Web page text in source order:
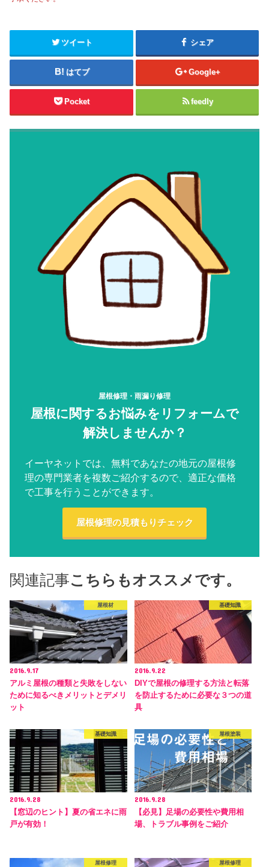
ツイート シェア
はてブ Google+
Pocket feedly
屋根修理・雨漏り修理
屋根に関するお悩みをリフォームで
解決しませんか？
イーヤネットでは、無料であなたの地元の屋根修
理の専門業者を複数ご紹介するので、適正な価格
で工事を行うことができます。
屋根修理の見積もりチェック
関連記事こちらもオススメです。
屋根材
2016.9.17
アルミ屋根の種類と失敗をしない
ために知るべきメリットとデメリ
ット
基礎知識
2016.9.22
DIYで屋根の修理する方法と転落
を防止するために必要な３つの道
具
基礎知識
2016.9.28
【窓辺のヒント】夏の省エネに雨
戸が有効！
屋根塗装
2016.9.28
【必見】足場の必要性や費用相
場、トラブル事例をご紹介
屋根修理 屋根修理